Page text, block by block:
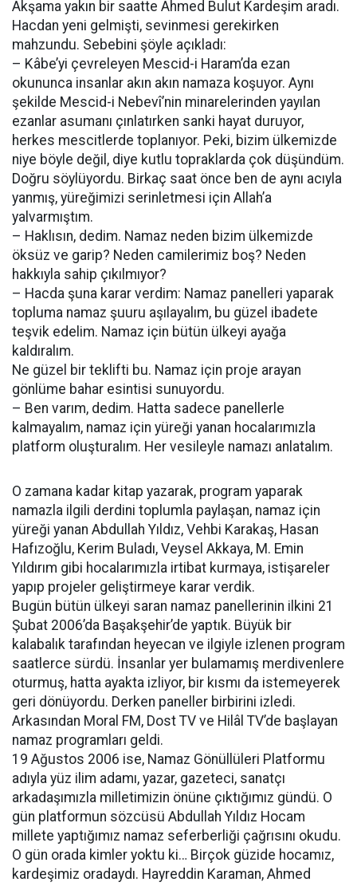
Akşama yakın bir saatte Ahmed Bulut Kardeşim aradı.
Hacdan yeni gelmişti, sevinmesi gerekirken
mahzundu. Sebebini şöyle açıkladı:
– Kâbe’yi çevreleyen Mescid-i Haram’da ezan
okununca insanlar akın akın namaza koşuyor. Aynı
şekilde Mescid-i Nebevî’nin minarelerinden yayılan
ezanlar asumanı çınlatırken sanki hayat duruyor,
herkes mescitlerde toplanıyor. Peki, bizim ülkemizde
niye böyle değil, diye kutlu topraklarda çok düşündüm.
Doğru söylüyordu. Birkaç saat önce ben de aynı acıyla
yanmış, yüreğimizi serinletmesi için Allah’a
yalvarmıştım.
– Haklısın, dedim. Namaz neden bizim ülkemizde
öksüz ve garip? Neden camilerimiz boş? Neden
hakkıyla sahip çıkılmıyor?
– Hacda şuna karar verdim: Namaz panelleri yaparak
topluma namaz şuuru aşılayalım, bu güzel ibadete
teşvik edelim. Namaz için bütün ülkeyi ayağa
kaldıralım.
Ne güzel bir teklifti bu. Namaz için proje arayan
gönlüme bahar esintisi sunuyordu.
– Ben varım, dedim. Hatta sadece panellerle
kalmayalım, namaz için yüreği yanan hocalarımızla
platform oluşturalım. Her vesileyle namazı anlatalım.
O zamana kadar kitap yazarak, program yaparak
namazla ilgili derdini toplumla paylaşan, namaz için
yüreği yanan Abdullah Yıldız, Vehbi Karakaş, Hasan
Hafızoğlu, Kerim Buladı, Veysel Akkaya, M. Emin
Yıldırım gibi hocalarımızla irtibat kurmaya, istişareler
yapıp projeler geliştirmeye karar verdik.
Bugün bütün ülkeyi saran namaz panellerinin ilkini 21
Şubat 2006’da Başakşehir’de yaptık. Büyük bir
kalabalık tarafından heyecan ve ilgiyle izlenen program
saatlerce sürdü. İnsanlar yer bulamamış merdivenlere
oturmuş, hatta ayakta izliyor, bir kısmı da istemeyerek
geri dönüyordu. Derken paneller birbirini izledi.
Arkasından Moral FM, Dost TV ve Hilâl TV’de başlayan
namaz programları geldi.
19 Ağustos 2006 ise, Namaz Gönüllüleri Platformu
adıyla yüz ilim adamı, yazar, gazeteci, sanatçı
arkadaşımızla milletimizin önüne çıktığımız gündü. O
gün platformun sözcüsü Abdullah Yıldız Hocam
millete yaptığımız namaz seferberliği çağrısını okudu.
O gün orada kimler yoktu ki… Birçok güzide hocamız,
kardeşimiz oradaydı. Hayreddin Karaman, Ahmed